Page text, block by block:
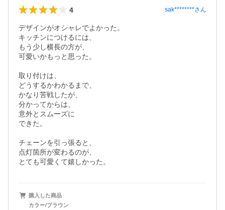
4 sak********さん
デザインがオシャレでよかった。
キッチンにつけるには、
もう少し横長の方が、
可愛いかもっと思った。
取り付けは、
どうするかわかるまで、
かなり苦戦したが、
分かってからは、
意外とスムーズに
できた。
チェーンを引っ張ると、
点灯箇所が変わるのが、
とても可愛くて嬉しかった。
購入した商品
カラー/ブラウン